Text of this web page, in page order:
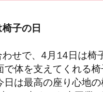
子の日
せで、 4月14日は椅
体を支えてくれる
は最高の座り心地の